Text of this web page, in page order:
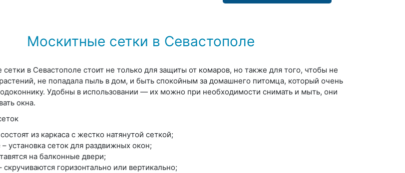
Москитные сетки в Севастополе
сетки в Севастополе стоит не только для защиты от комаров, но также для того, чтобы не
не попадала пыль в дом, и быть спокойным за домашнего питомца, который очень
Удобны в использовании — их можно при необходимости снимать и мыть, они
окна.
из каркаса с жестко натянутой сеткой;
установка сеток для раздвижных окон;
на балконные двери;
горизонтально или вертикально;